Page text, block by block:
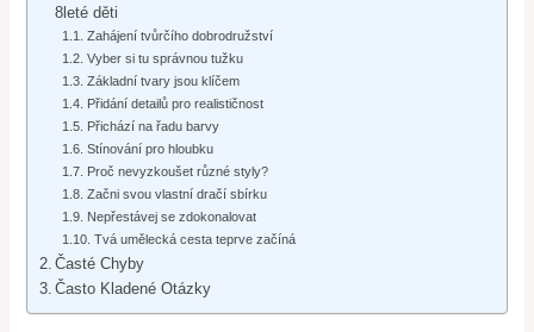
8leté děti
Zahájení tvůrčího dobrodružství
Vyber si tu správnou tužku
Základní tvary jsou klíčem
Přidání detailů pro realističnost
Přichází na řadu barvy
Stínování pro hloubku
Proč nevyzkoušet různé styly?
Začni svou vlastní dračí sbírku
Nepřestávej se zdokonalovat
Tvá umělecká cesta teprve začíná
Časté Chyby
Často Kladené Otázky